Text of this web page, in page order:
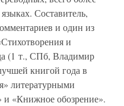
Составитель,
и один из
и
(1 т., СПб, Владимир
книгой года в
литературными
«Книжное обозрение».